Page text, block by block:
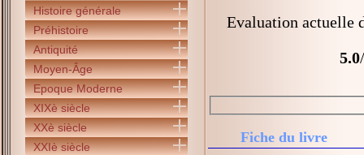
Histoire générale
Préhistoire
Antiquité
Moyen-Âge
Epoque Moderne
XIXè siècle
XXè siècle
XXIè siècle
Evaluation actuelle
5.0
Fiche du livre